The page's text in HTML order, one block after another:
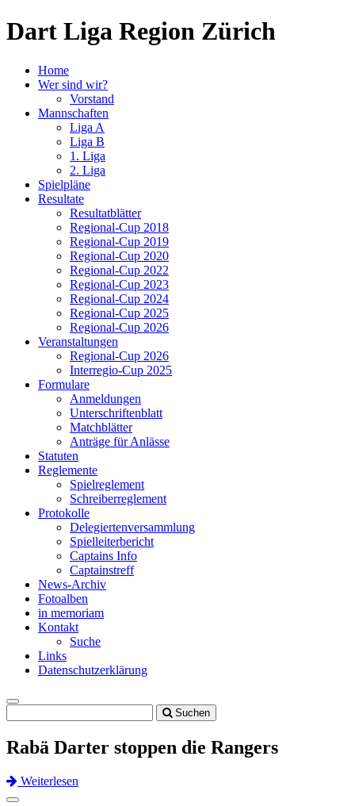
Dart Liga Region Zürich
Home
Wer sind wir?
Vorstand
Mannschaften
Liga A
Liga B
1. Liga
2. Liga
Spielpläne
Resultate
Resultatblätter
Regional-Cup 2018
Regional-Cup 2019
Regional-Cup 2020
Regional-Cup 2022
Regional-Cup 2023
Regional-Cup 2024
Regional-Cup 2025
Regional-Cup 2026
Veranstaltungen
Regional-Cup 2026
Interregio-Cup 2025
Formulare
Anmeldungen
Unterschriftenblatt
Matchblätter
Anträge für Anlässe
Statuten
Reglemente
Spielreglement
Schreiberreglement
Protokolle
Delegiertenversammlung
Spielleiterbericht
Captains Info
Captainstreff
News-Archiv
Fotoalben
in memoriam
Kontakt
Suche
Links
Datenschutzerklärung
Toggle
navigation
Suchen
Rabä Darter stoppen die Rangers
Weiterlesen
Previous
Next